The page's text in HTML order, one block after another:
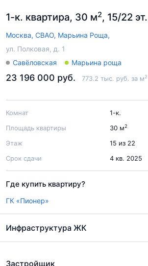
1-к. квартира, 30 м2, 15/22 эт.
Москва, СВАО, Марьина Роща,
ул. Полковая, д. 1
Савёловская
Марьина роща
23 196 000 руб. 773.2 тыс. руб. за м2
Комнат
1-к.
Площадь квартиры
30 м2
Этаж
15 из 22
Срок сдачи
4 кв. 2025
Где купить квартиру?
ГК «Пионер»
Застройщик
Инфраструктура ЖК